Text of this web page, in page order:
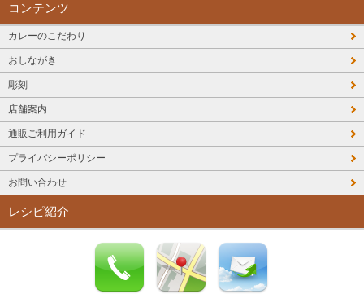
コンテンツ
カレーのこだわり
おしながき
彫刻
店舗案内
通販ご利用ガイド
プライバシーポリシー
お問い合わせ
レシピ紹介